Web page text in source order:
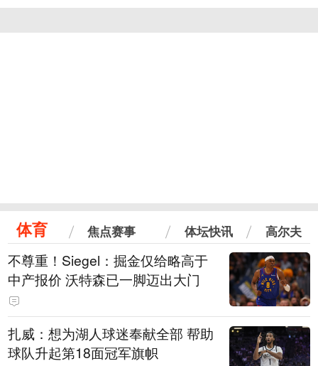
体育 焦点赛事 体坛快讯 高尔夫
不尊重！Siegel：掘金仅给略高于
中产报价 沃特森已一脚迈出大门
扎威：想为湖人球迷奉献全部 帮助
球队升起第18面冠军旗帜